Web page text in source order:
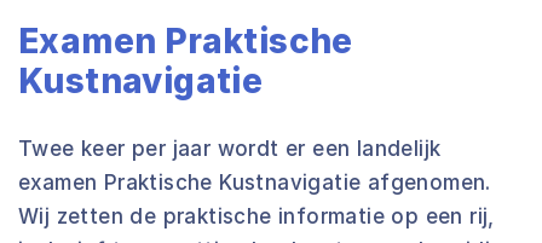
Examen Praktische
Kustnavigatie
Twee keer per jaar wordt er een landelijk
examen Praktische Kustnavigatie afgenomen.
Wij zetten de praktische informatie op een rij,